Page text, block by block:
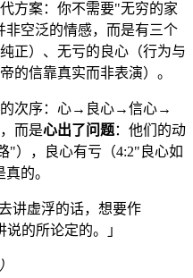
方案：你不需要"无穷的家
空泛的情感，而是有三个
纯正）、无亏的良心（行为与
的信靠真实而非表演）。
的次序：心→良心→信心→
而是心出了问题：他们的动
"），良心有亏（4:2"良心如
的。
讲虚浮的话，想要作
的所论定的。」